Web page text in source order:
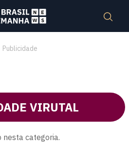
Publicidade
VIRUTAL
categoria.